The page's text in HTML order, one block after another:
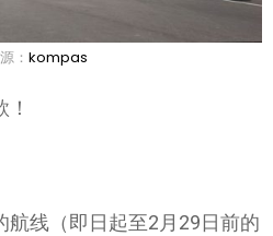
： kompas
航线（即日起至2月29日前的